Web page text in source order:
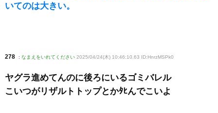
いてのは大きい。
278 : なまえをいれてください 2025/04/24(木) 10:46:10.63 ID:HnrzMSPk0
ヤグラ進めてんのに後ろにいるゴミバレル
こいつがリザルトトップとかﾀﾋんでこいよ